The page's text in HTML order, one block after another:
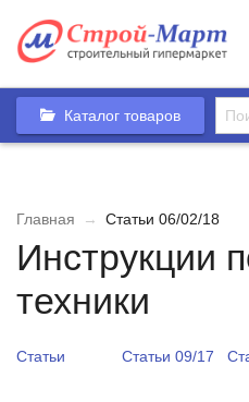
Каталог товаров
Главная → Статьи 06/02/18
Инструкции
техники
Статьи Статьи 09/17